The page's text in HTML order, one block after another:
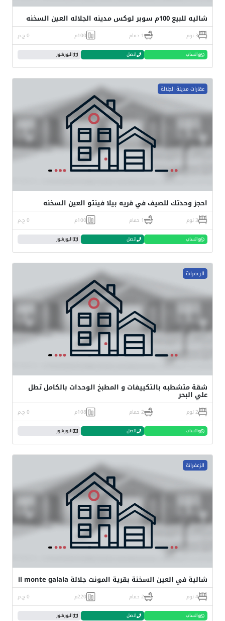
شاليه للبيع 100م سوبر لوكس مدينه الجلاله العين السخنه
3 نوم 1 حمام 100م 0 ج.م
واتساب اتصل البورشور
عقارات مدينة الجلالة
احجز وحدتك للصيف في قريه بيلا فينتو العين السخنه
3 نوم 1 حمام 100م 0 ج.م
واتساب اتصل البورشور
الزعفرانة
شقة متشطبه بالتكييفات و المطبخ الوحدات بالكامل تطل
علي البحر
2 نوم 2 حمام 108م 0 ج.م
واتساب اتصل البورشور
الزعفرانة
شالية في العين السخنة بقرية المونت جلالة il monte galala
4 نوم 2 حمام 220م 0 ج.م
واتساب اتصل البورشور